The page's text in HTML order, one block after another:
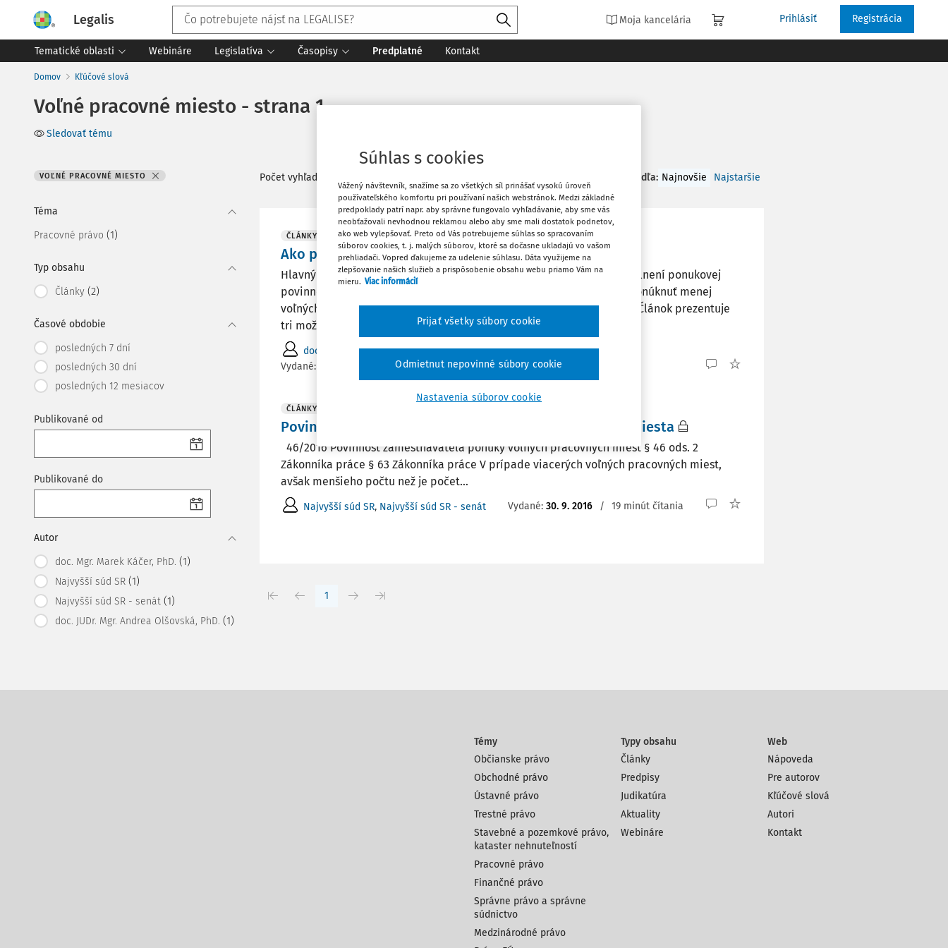
Legalis Moja kancelária Prihlásiť Registrácia
Tematické oblasti Webináre Legislatíva Časopisy Predplatné Kontakt
Domov Kľúčové slová
Voľné pracovné miesto - strana 1
Sledovať tému
VOĽNÉ PRACOVNÉ MIESTO
Téma
Pracovné právo (1)
Typ obsahu
Články (2)
Časové obdobie
posledných 7 dní
posledných 30 dní
posledných 12 mesiacov
Publikované od
Publikované do
Autor
doc. Mgr. Marek Káčer, PhD. (1)
Najvyšší súd SR (1)
Najvyšší súd SR - senát (1)
doc. JUDr. Mgr. Andrea Olšovská, PhD. (1)
Počet vyhľadaných dokumentov: Zoradiť podľa: Najnovšie Najstaršie
ČLÁNKY
Ako ponúknuť jednu prácu piatim zamestnancom
Hlavným cieľom tohto článku je navrhnúť návod, ako postupovať pri plnení ponukovej
povinnosti zamestnávateľa v prípade, ak je zamestnávateľ schopný ponúknuť menej
voľných pracovných miest, ako je počet prepúšťaných zamestnancov. Článok prezentuje
tri možné ...
doc. JUDr. Mgr. Andrea Olšovská PhD.,doc. Mgr. Marek Káčer PhD.
Vydané:
13 minút čítania
ČLÁNKY
Povinnosť zamestnávateľa ponúknuť voľné pracovné miesta
46/2016 Povinnosť zamestnávateľa ponuky voľných pracovných miest § 46 ods. 2
Zákonníka práce § 63 Zákonníka práce V prípade viacerých voľných pracovných miest,
avšak menšieho počtu než je počet...
Najvyšší súd SR, Najvyšší súd SR - senát Vydané: 30. 9. 2016 / 19 minút čítania
1
Témy
Občianske právo
Obchodné právo
Ústavné právo
Trestné právo
Stavebné a pozemkové právo,
kataster nehnuteľností
Pracovné právo
Finančné právo
Správne právo a správne
súdnictvo
Medzinárodné právo
Typy obsahu
Články
Predpisy
Judikatúra
Aktuality
Webináre
Web
Nápoveda
Pre autorov
Kľúčové slová
Autori
Kontakt
Súhlas s cookies
Vážený návštevník, snažíme sa zo všetkých síl prinášať vysokú úroveň
používateľského komfortu pri používaní našich webstránok. Medzi základné
predpoklady patrí napr. aby správne fungovalo vyhľadávanie, aby sme vás
neobťažovali nevhodnou reklamou alebo aby sme mali dostatok podnetov,
ako web vylepšovať. Preto od Vás potrebujeme súhlas so spracovaním
súborov cookies, t. j. malých súborov, ktoré sa dočasne ukladajú vo vašom
prehliadači. Vopred ďakujeme za udelenie súhlasu. Dáta využijeme na
zlepšovanie našich služieb a prispôsobenie obsahu webu priamo Vám na
mieru. Viac informácií
Nastavenia súborov cookie
Odmietnut nepovinné súbory cookie
Prijať všetky súbory cookie